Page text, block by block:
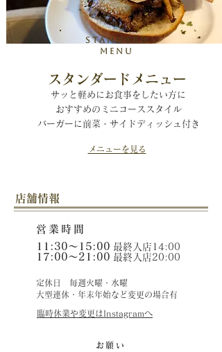
Standard
menu
スタンダードメニュー
サッと軽めにお食事をしたい方に
おすすめのミニコーススタイル
​バーガーに前菜・サイドディッシュ付き
メニューを見る
​店舗情報
営業時間
11:30～15:00 最終入店14:00
17:00～21:00 最終入店20:00
​​定休日 毎週火曜・水曜
大型連休・年末年始など変更の場合有
​​臨時休業や変更はInstagramへ​
お願い